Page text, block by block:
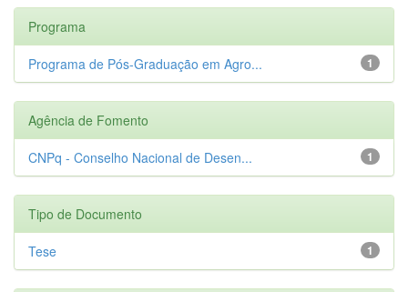
Programa
1
Programa de Pós-Graduação em Agro...
Agência de Fomento
1
CNPq - Conselho Nacional de Desen...
Tipo de Documento
1
Tese